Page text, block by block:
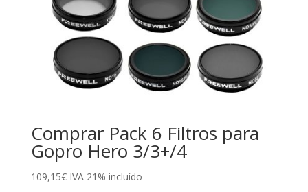
Comprar Pack 6 Filtros para
Gopro Hero 3/3+/4
109,15€ IVA 21% incluído